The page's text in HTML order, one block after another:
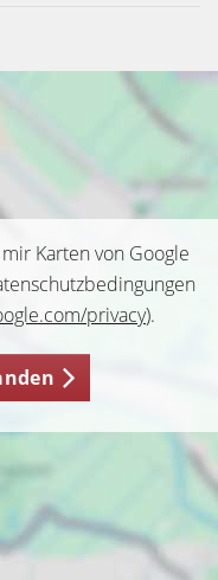
Karten von Google
privacy).